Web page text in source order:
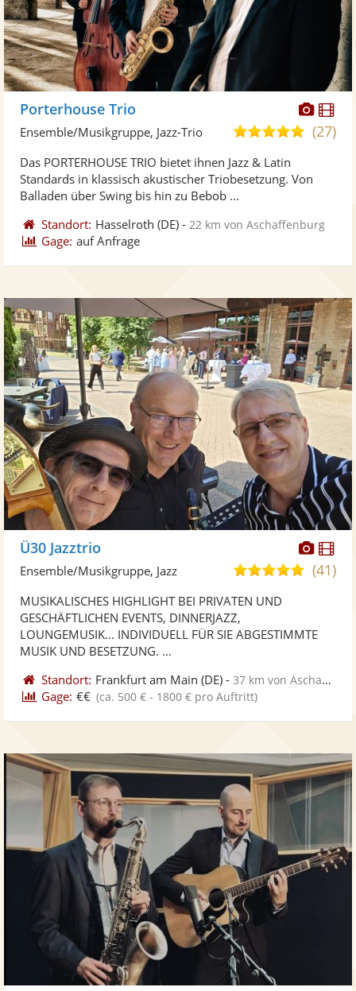
Porterhouse Trio
5,0(27)
Ensemble/Musikgruppe, Jazz-Trio
Das PORTERHOUSE TRIO bietet ihnen Jazz & Latin
Standards in klassisch akustischer Triobesetzung. Von
Balladen über Swing bis hin zu Bebob ...
Standort: Hasselroth (DE) - 22 km von Aschaffenburg
Gage: auf Anfrage
Ü30 Jazztrio
4,9
Sternen
(41)
Ensemble/Musikgruppe, Jazz
MUSIKALISCHES HIGHLIGHT BEI PRIVATEN UND
GESCHÄFTLICHEN EVENTS, DINNERJAZZ,
LOUNGEMUSIK... INDIVIDUELL FÜR SIE ABGESTIMMTE
MUSIK UND BESETZUNG. ...
Standort: Frankfurt am Main (DE) -37 km von Aschaffenburg
Gage: €€ (ca. 500 € - 1800 € pro Auftritt)